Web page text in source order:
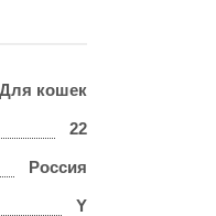
кошек
22
Россия
Y